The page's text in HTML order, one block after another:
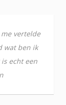
vertelde
wat ben ik
echt een